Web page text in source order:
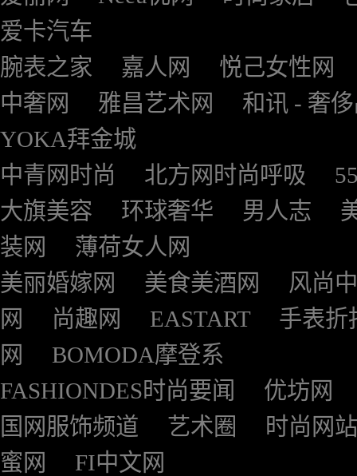
爱卡汽车
腕表之家
嘉人网
悦己女性网
中奢网
雅昌艺术网
和讯 - 奢
YOKA拜金城
中青网时尚
北方网时尚呼吸
大旗美容
环球奢华 男人志
装网
薄荷女人网
美丽婚嫁网
美食美酒网
风尚
网
尚趣网 EASTART
手表折
网
BOMODA摩登系
FASHIONDES时尚要闻
优坊网
国网服饰频道
艺术圈
时尚网站
蜜网
FI中文网